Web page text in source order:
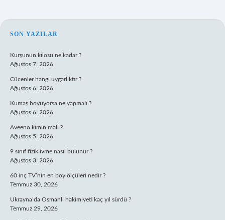
SIDEBAR
SON YAZILAR
Kurşunun kilosu ne kadar ?
Ağustos 7, 2026
Cücenler hangi uygarlıktır ?
Ağustos 6, 2026
Kumaş boyuyorsa ne yapmalı ?
Ağustos 6, 2026
Aveeno kimin malı ?
Ağustos 5, 2026
9 sınıf fizik ivme nasıl bulunur ?
Ağustos 3, 2026
60 inç TV’nin en boy ölçüleri nedir ?
Temmuz 30, 2026
Ukrayna’da Osmanlı hakimiyeti kaç yıl sürdü ?
Temmuz 29, 2026